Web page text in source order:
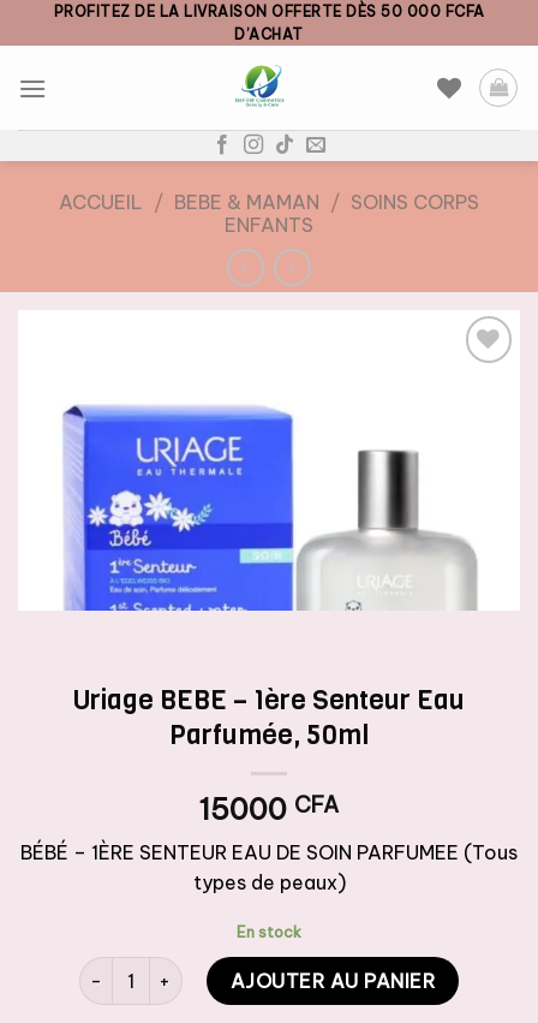
to
PROFITEZ DE LA LIVRAISON OFFERTE DÈS 50 000 FCFA
D’ACHAT
ACCUEIL / BEBE & MAMAN / SOINS CORPS
ENFANTS
Uriage BEBE – 1ère Senteur Eau
Parfumée, 50ml
15000 CFA
BÉBÉ – 1ÈRE SENTEUR EAU DE SOIN PARFUMEE (Tous
types de peaux)
En stock
quantité de Uriage BEBE - 1ère Senteur Eau Parfumée,
AJOUTER AU PANIER